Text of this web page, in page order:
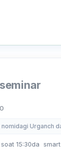
nomidagi Urganch
15:30da